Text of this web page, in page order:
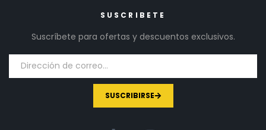
SUSCRIBETE
Suscríbete para ofertas y descuentos exclusivos.
SUSCRIBIRSE